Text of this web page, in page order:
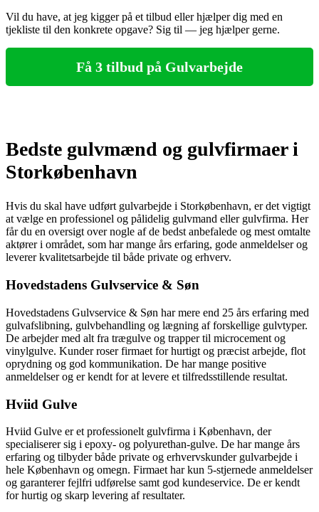
Vil du have, at jeg kigger på et tilbud eller hjælper dig med en
tjekliste til den konkrete opgave? Sig til — jeg hjælper gerne.
Få 3 tilbud på Gulvarbejde
Bedste gulvmænd og gulvfirmaer i
Storkøbenhavn
Hvis du skal have udført gulvarbejde i Storkøbenhavn, er det vigtigt
at vælge en professionel og pålidelig gulvmand eller gulvfirma. Her
får du en oversigt over nogle af de bedst anbefalede og mest omtalte
aktører i området, som har mange års erfaring, gode anmeldelser og
leverer kvalitetsarbejde til både private og erhverv.
Hovedstadens Gulvservice & Søn
Hovedstadens Gulvservice & Søn har mere end 25 års erfaring med
gulvafslibning, gulvbehandling og lægning af forskellige gulvtyper.
De arbejder med alt fra trægulve og trapper til microcement og
vinylgulve. Kunder roser firmaet for hurtigt og præcist arbejde, flot
oprydning og god kommunikation. De har mange positive
anmeldelser og er kendt for at levere et tilfredsstillende resultat.
Hviid Gulve
Hviid Gulve er et professionelt gulvfirma i København, der
specialiserer sig i epoxy- og polyurethan-gulve. De har mange års
erfaring og tilbyder både private og erhvervskunder gulvarbejde i
hele København og omegn. Firmaet har kun 5-stjernede anmeldelser
og garanterer fejlfri udførelse samt god kundeservice. De er kendt
for hurtig og skarp levering af resultater.